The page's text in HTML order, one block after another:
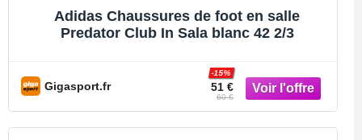
Adidas Chaussures de foot en salle
Predator Club In Sala blanc 42 2/3
Gigasport.fr 51 €
-15%
60 €